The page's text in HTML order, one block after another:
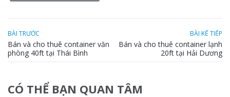
BÀI TRƯỚC
Bán và cho thuê container văn
phòng 40ft tại Thái Bình
BÀI KẾ TIẾP
Bán và cho thuê container lạnh
20ft tại Hải Dương
CÓ THỂ BẠN QUAN TÂM